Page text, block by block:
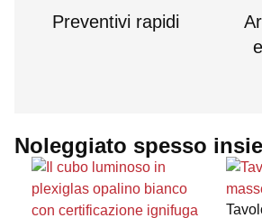
Preventivi rapidi
Noleggiato spesso